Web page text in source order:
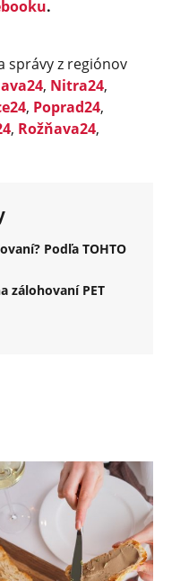
.
správy z regiónov
, Nitra24,
, Poprad24,
, Rožňava24,
Podľa TOHTO
zálohovaní PET